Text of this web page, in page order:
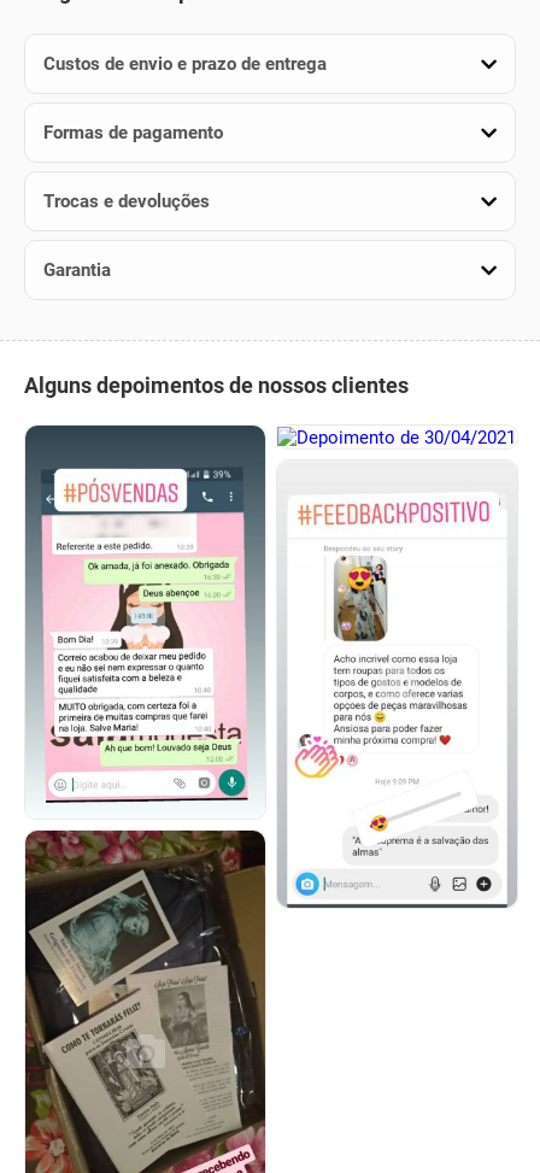
Custos de envio e prazo de entrega
Formas de pagamento
Trocas e devoluções
Garantia
Alguns depoimentos de nossos clientes